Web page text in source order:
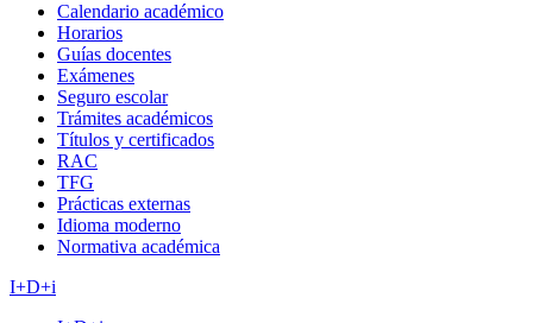
Calendario académico
Horarios
Guías docentes
Exámenes
Seguro escolar
Trámites académicos
Títulos y certificados
RAC
TFG
Prácticas externas
Idioma moderno
Normativa académica
I+D+i